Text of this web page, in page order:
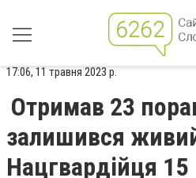
17:06, 11 травня 2023 р.
Отримав 23
залишився
Нацгвардійця 15